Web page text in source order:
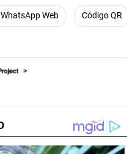
WhatsApp Web Código QR